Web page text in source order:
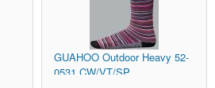
GUAHOO Outdoor Heavy 52-
0531 CW/VT/SP